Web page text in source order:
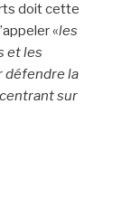
doit cette
«les
et les
défendre la
sur